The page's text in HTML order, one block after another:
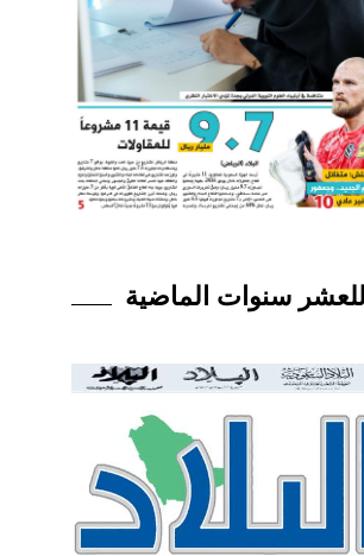
للعشر سنوات الماضية